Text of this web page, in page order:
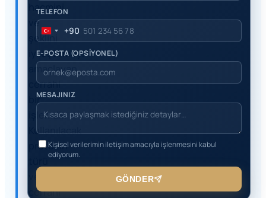
hacmini
ve
şeklini
iyileştirmeyi
amaçlayan
cerrahi
bir
işlemdir.
Kullanılacak
protezin
cerrahi
TELEFON
Turkey
+90
+90
E-POSTA (OPSİYONEL)
MESAJINIZ
Kişisel verilerimin iletişim amacıyla işlenmesini kabul
ediyorum.
GÖNDER